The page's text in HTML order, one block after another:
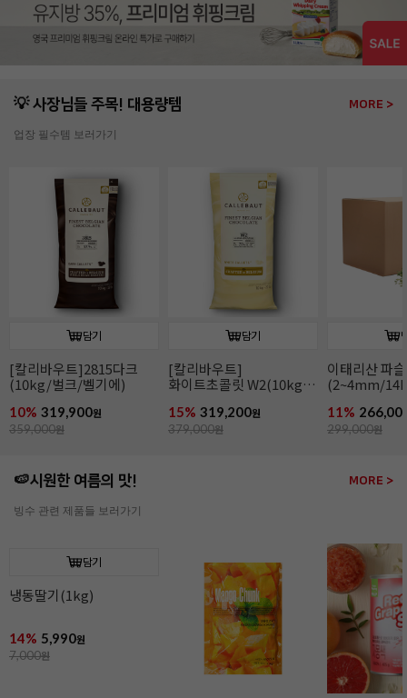
💡 사장님들 주목! 대용량템 MORE >
업장 필수템 보러가기
담기
[칼리바우트]2815다크
(10kg/벌크/벨기에)
10% 319,900원
359,000원
담기
[칼리바우트]
화이트초콜릿 W2(10kg/
15% 319,200원
379,000원
이태리산 파
(2~4mm/
파슬리후레
11%
299,000원
🍉시원한 여름의 맛! MORE >
빙수 관련 제품들 보러가기
담기
냉동딸기(1kg)
14% 5,990원
7,000원